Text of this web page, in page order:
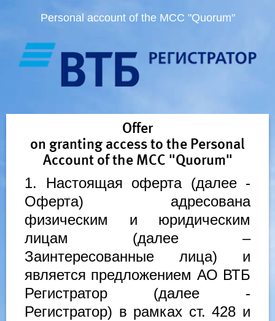
Personal account of the MCC "Quorum"
Offer
on granting access to the Personal
Account of the MCC "Quorum"
1. Настоящая оферта (далее -
Оферта) адресована
физическим и юридическим
лицам (далее –
Заинтересованные лица) и
является предложением АО ВТБ
Регистратор (далее -
Регистратор) в рамках ст. 428 и